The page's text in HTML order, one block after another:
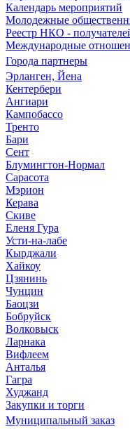
Календарь мероприятий
Молодежные
Реестр НКО -
Международные
Города партнеры
Эрланген, Йена
Кентербери
Ангиари
Кампобассо
Тренто
Бари
Сент
Блумингтон-Нормал
Сарасота
Мэрион
Керава
Скиве
Еленя Гура
Усти-на-лабе
Кырджали
Хайкоу
Цзянинь
Чунцин
Баоцзи
Бобруйск
Волковыск
Ларнака
Вифлеем
Анталья
Гагра
Худжанд
Закупки и торги
Муниципальный заказ